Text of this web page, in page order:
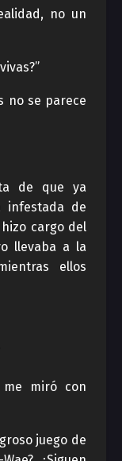
no un
no se parece
de que ya
infestada de
cargo del
llevaba a la
ellos
me miró con
juego de